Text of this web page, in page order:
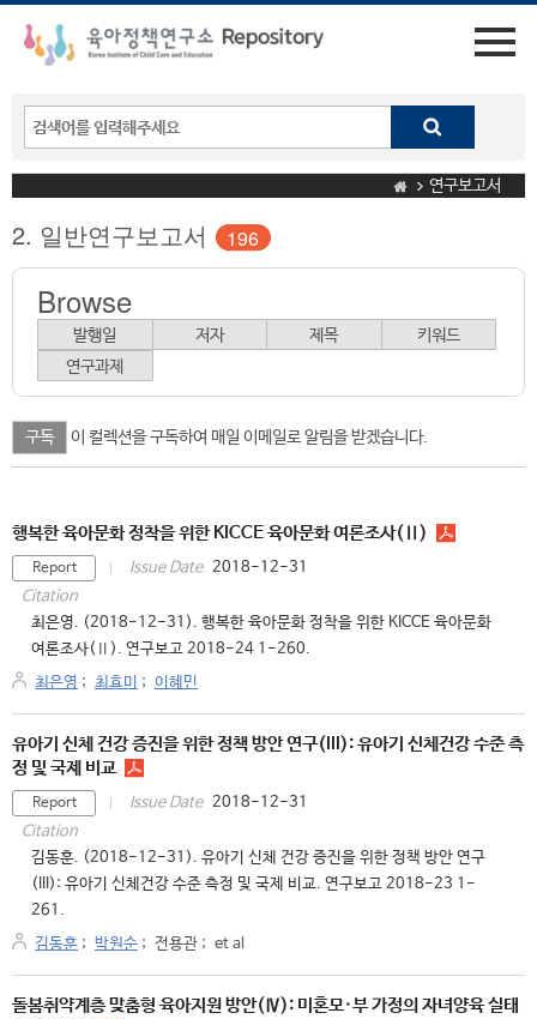
연구보고서
2. 일반연구보고서 196
Browse
발행일 저자 제목
키워드
연구과제
이 컬렉션을 구독하여 매일 이메일로 알림을 받겠습니다.
행복한 육아문화 정착을 위한 KICCE 육아문화 여론조사(Ⅱ)
Report Issue Date 2018-12-31
Citation
최은영. (2018-12-31). 행복한 육아문화 정착을 위한 KICCE 육아문화
여론조사(Ⅱ). 연구보고 2018-24 1-260.
최은영 ; 최효미 ; 이혜민
유아기 신체 건강 증진을 위한 정책 방안 연구(III): 유아기 신체건강 수준 측
정 및 국제 비교
Report Issue Date 2018-12-31
Citation
김동훈. (2018-12-31). 유아기 신체 건강 증진을 위한 정책 방안 연구
(III): 유아기 신체건강 수준 측정 및 국제 비교. 연구보고 2018-23 1-
261.
김동훈 ; 박원순 ; 전용관 ; et al
돌봄취약계층 맞춤형 육아지원 방안(Ⅳ): 미혼모·부 가정의 자녀양육 실태